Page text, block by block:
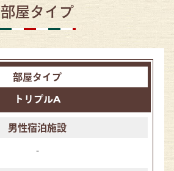
部屋タイプ
トリプルA
-